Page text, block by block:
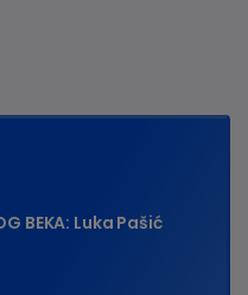
BEKA: Luka Pašić